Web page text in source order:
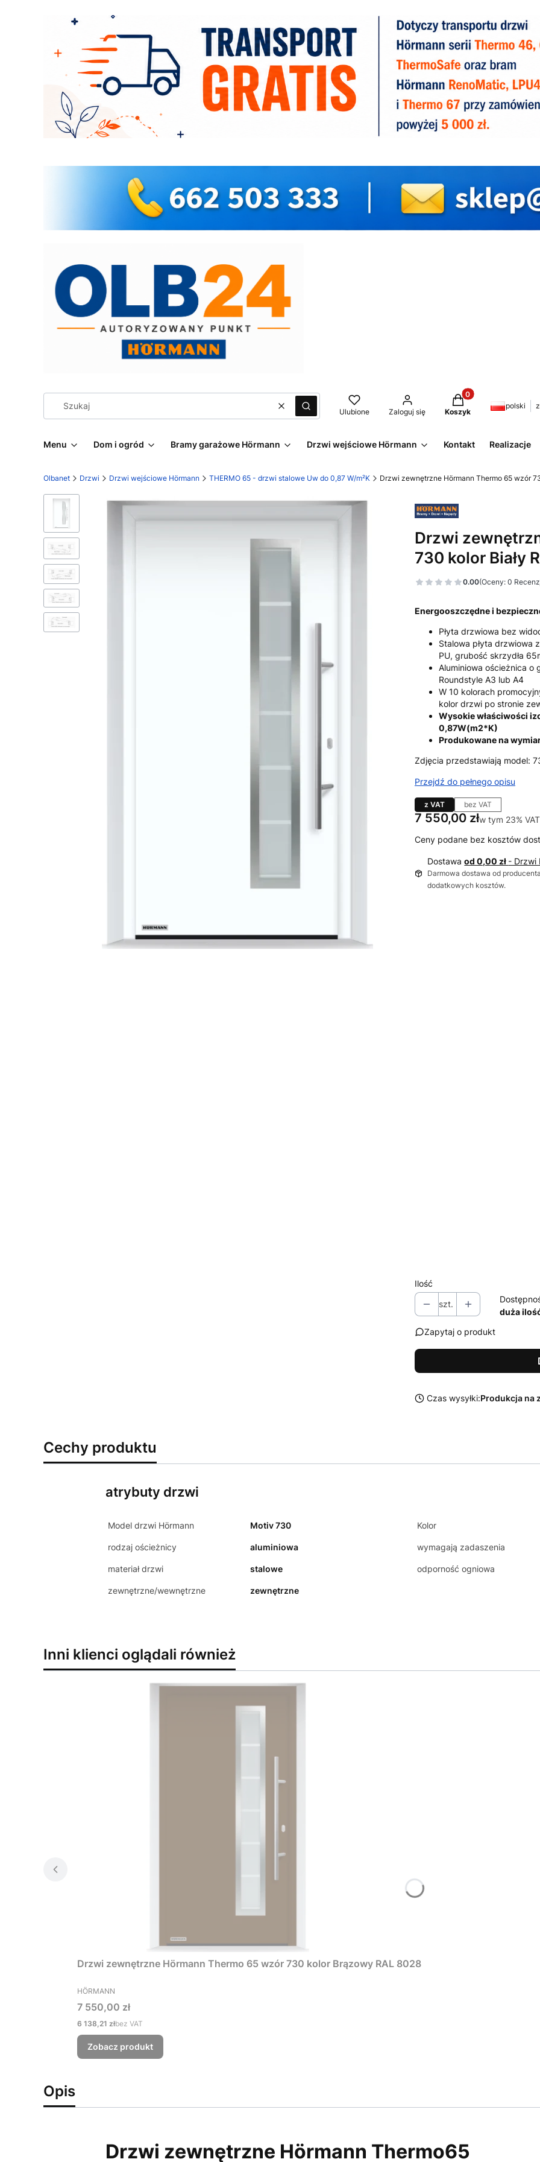
WyczyśćSzukaj Ulubione Zaloguj się
Produkty w
Koszyk
polski
Menu Dom i ogród Bramy garażowe Hörmann Drzwi wejściowe Hörmann Kontakt Realizacje
Olbanet Drzwi Drzwi wejściowe Hörmann THERMO 65 - drzwi stalowe Uw do 0,87 W/m²K Drzwi zewnętrzne Hörmann Thermo 65 wzór
Drzwi
730 kolor Biały
0.00(Oceny: 0
Energooszczędne i
Płyta drzwiowa bez
Stalowa płyta drzwiowa
PU, grubość skrzydła
Aluminiowa ościeżnica o
Roundstyle A3 lub A4
W 10 kolorach
kolor drzwi po stronie
Wysokie właściwości
0,87W(m2*K)
Produkowane na
Zdjęcia przedstawiają model:
Przejdź do pełnego opisu
z VAT bez VAT
Cena
7 550,00 złw tym 23% VAT
w tym 23% VAT
Ceny podane bez kosztów
Dostawaod 0,00 zł - Drzwi
Darmowa dostawa od
dodatkowych kosztów.
Ilość
szt.
duża
Zapytaj o produkt
Czas wysyłki:Produkcja na
Cechy produktu
atrybuty drzwi
Model drzwi Hörmann Motiv 730 Kolor
rodzaj ościeżnicy aluminiowa wymagają zadaszenia
materiał drzwi stalowe odporność ogniowa
zewnętrzne/wewnętrzne zewnętrzne
Inni klienci oglądali również
Drzwi zewnętrzne Hörmann Thermo 65 wzór 730 kolor Brązowy RAL 8028
PRODUCENT
HÖRMANN
Cena
7 550,00 zł
Cena
6 138,21 złbez VAT
Zobacz produkt
Opis
Drzwi zewnętrzne Hörmann Thermo65